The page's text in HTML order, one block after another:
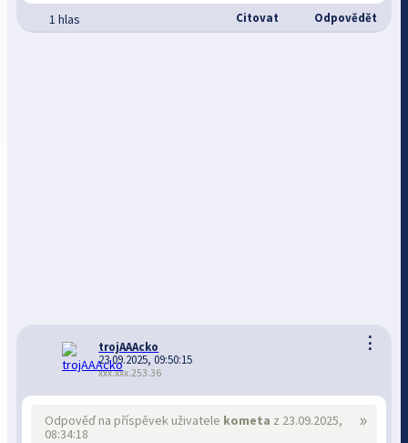
1 hlas Citovat Odpovědět
⋮
trojAAAcko
23.09.2025, 09:50:15
xxx.xxx.253.36
»
Odpověď na příspěvek uživatele kometa z 23.09.2025,
08:34:18